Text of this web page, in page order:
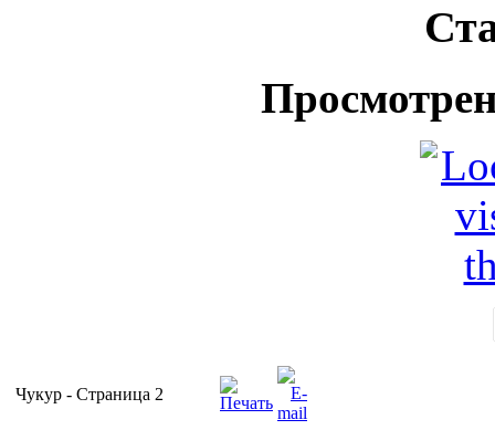
Чукур - Cтраница 2